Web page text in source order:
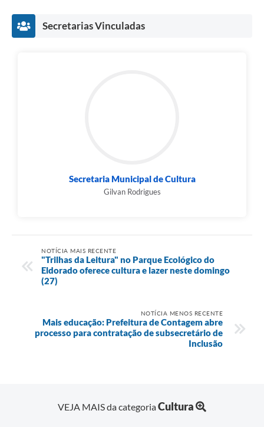
Secretarias Vinculadas
Secretaria Municipal de Cultura
Gilvan Rodrigues
NOTÍCIA MAIS RECENTE
"Trilhas da Leitura" no Parque Ecológico do
Eldorado oferece cultura e lazer neste domingo
(27)
NOTÍCIA MENOS RECENTE
Mais educação: Prefeitura de Contagem abre
processo para contratação de subsecretário de
Inclusão
VEJA MAIS da categoriaCultura